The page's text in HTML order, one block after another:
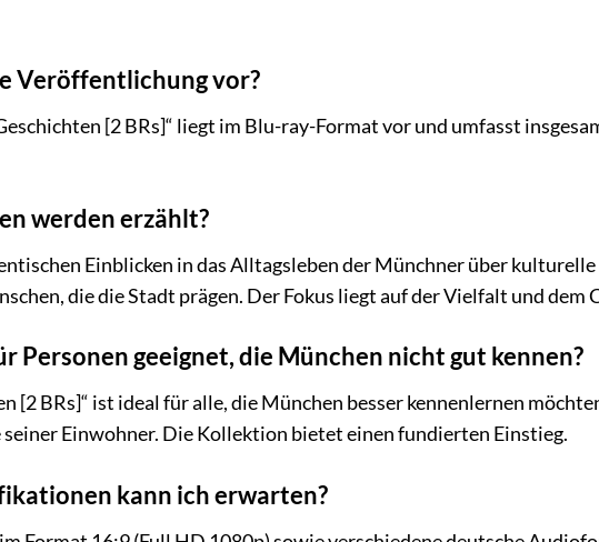
Veröffentlichung vor?
[2 BRs]“ liegt im Blu-ray-Format vor und umfasst
werden erzählt?
Einblicken in das Alltagsleben der Münchner über
die die Stadt prägen. Der Fokus liegt auf der Vielfalt und dem
Personen geeignet, die München nicht gut kennen?
[2 BRs]“ ist ideal für alle, die München besser kennenlernen
Einwohner. Die Kollektion bietet einen fundierten Einstieg.
kann ich erwarten?